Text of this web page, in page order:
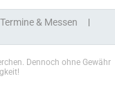
Termine & Messen
Dennoch ohne Gewähr